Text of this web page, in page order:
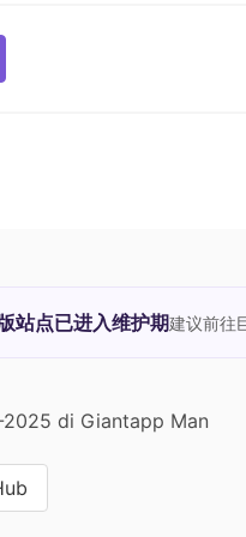
站点已进入维护期建议前往
2025 di Giantapp Man